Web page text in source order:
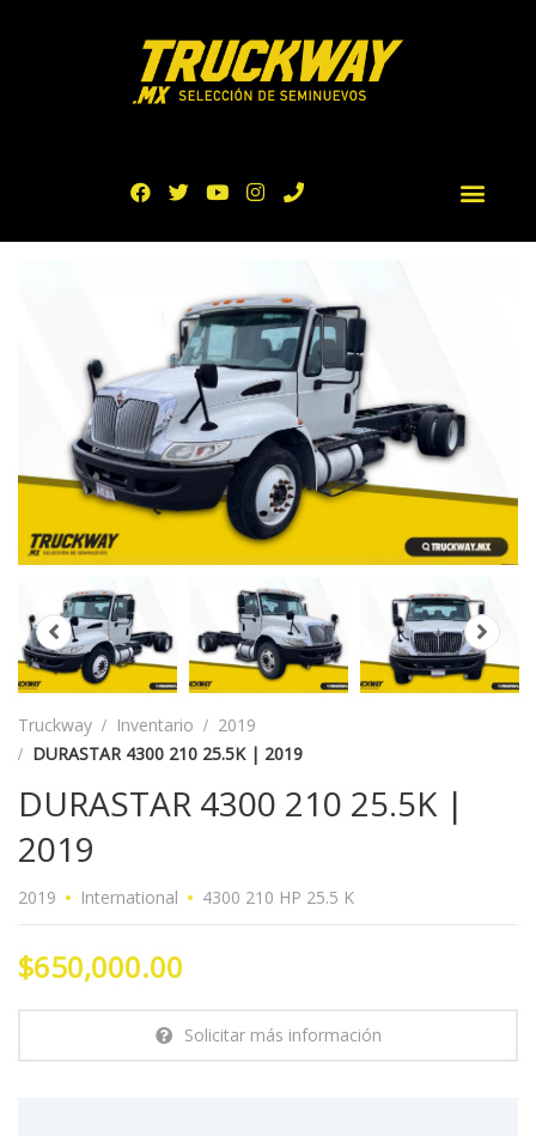
Truckway Inventario
2019
DURASTAR 4300 210 25.5K | 2019
DURASTAR 4300 210 25.5K |
2019
2019 International 4300 210 HP 25.5 K
$650,000.00
Solicitar más información